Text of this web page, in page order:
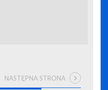
NASTĘPNA STRONA